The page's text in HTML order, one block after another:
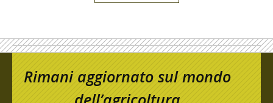
Rimani aggiornato sul mondo